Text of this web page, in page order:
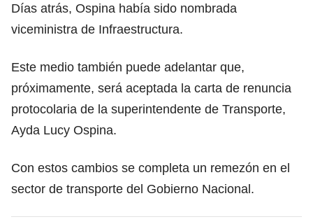
Días atrás, Ospina había sido nombrada
viceministra de Infraestructura.
Este medio también puede adelantar que,
próximamente, será aceptada la carta de renuncia
protocolaria de la superintendente de Transporte,
Ayda Lucy Ospina.
Con estos cambios se completa un remezón en el
sector de transporte del Gobierno Nacional.